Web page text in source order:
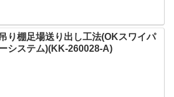
吊り棚足場送り出し工法(OKスワイパ
システム)(KK-260028-A)